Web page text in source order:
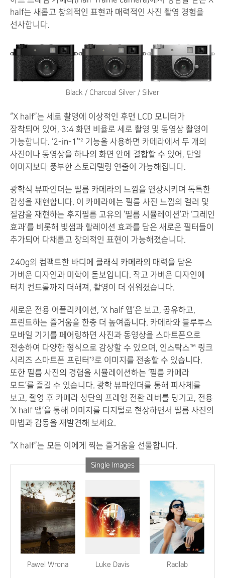
half는 새롭고 창의적인 표현과 매력적인 사진 촬영 경험을
선사합니다.
Black / Charcoal Silver / Silver
“X half”는 세로 촬영에 이상적인 후면 LCD 모니터가
장착되어 있어, 3:4 화면 비율로 세로 촬영 및 동영상 촬영이
가능합니다. ‘2-in-1’*2 기능을 사용하면 카메라에서 두 개의
사진이나 동영상을 하나의 화면 안에 결합할 수 있어, 단일
이미지보다 풍부한 스토리텔링 연출이 가능해집니다.
광학식 뷰파인더는 필름 카메라의 느낌을 연상시키며 독특한
감성을 재현합니다. 이 카메라에는 필름 사진 느낌의 컬러 및
질감을 재현하는 후지필름 고유의 ‘필름 시뮬레이션’과 ‘그레인
효과’를 비롯해 빛샘과 할레이션 효과를 담은 새로운 필터들이
추가되어 다채롭고 창의적인 표현이 가능해졌습니다.
240g의 컴팩트한 바디에 클래식 카메라의 매력을 담은
가벼운 디자인과 미학이 돋보입니다. 작고 가벼운 디자인에
터치 컨트롤까지 더해져, 촬영이 더 쉬워졌습니다.
새로운 전용 어플리케이션, ‘X half 앱’은 보고, 공유하고,
프린트하는 즐거움을 한층 더 높여줍니다. 카메라와 블루투스
모바일 기기를 페어링하면 사진과 동영상을 스마트폰으로
전송하여 다양한 형식으로 감상할 수 있으며, 인스탁스™ 링크
시리즈 스마트폰 프린터 *3로 이미지를 전송할 수 있습니다.
또한 필름 사진의 경험을 시뮬레이션하는 ‘필름 카메라
모드’를 즐길 수 있습니다. 광학 뷰파인더를 통해 피사체를
보고, 촬영 후 카메라 상단의 프레임 전환 레버를 당기고, 전용
‘X half 앱’을 통해 이미지를 디지털로 현상하면서 필름 사진의
마법과 감동을 재발견해 보세요.
“X half”는 모든 이에게 찍는 즐거움을 선물합니다.
Single Images
Pawel Wrona Luke Davis Radlab